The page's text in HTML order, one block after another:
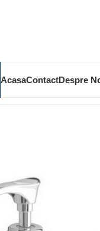
AcasaContactDespre